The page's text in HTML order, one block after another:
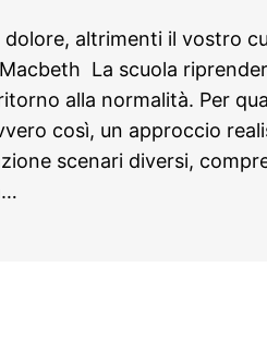
altrimenti il vostro
La scuola
alla normalità. Per
così, un approccio
scenari diversi,